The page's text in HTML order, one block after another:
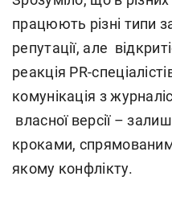
працюють різні типи
репутації, але
реакція PR-
комунікація з
власної версії –
кроками,
якому конфлікту.